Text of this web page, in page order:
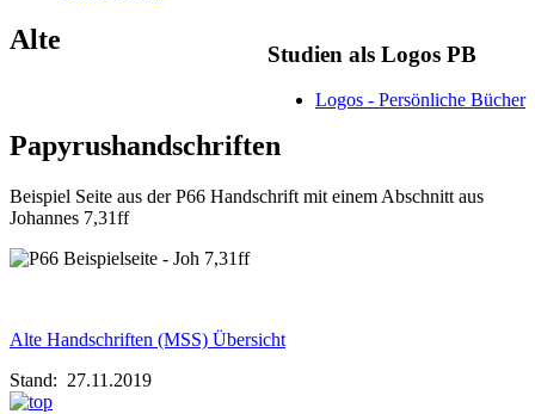
Studien als Logos PB
Logos - Persönliche Bücher
Alte
Papyrushandschriften
Beispiel Seite aus der P66 Handschrift mit einem Abschnitt aus
Johannes 7,31ff
Alte Handschriften (MSS) Übersicht
Stand: 27.11.2019